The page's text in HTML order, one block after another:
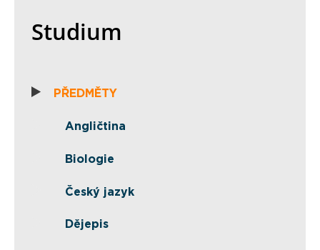
Studium
PŘEDMĚTY
Angličtina
Biologie
Český jazyk
Dějepis